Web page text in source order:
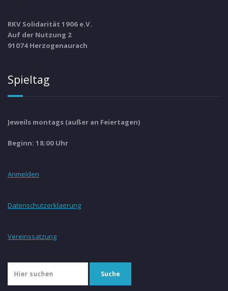
RKV Solidarität 1906 e.V.
Auf der Nutzung 2
91074 Herzogenaurach
Spieltag
Jeweils montags (außer an Feiertagen)
Beginn: 18:00 Uhr
Anmelden
Datenschutzerklaerung
Vereinssatzung